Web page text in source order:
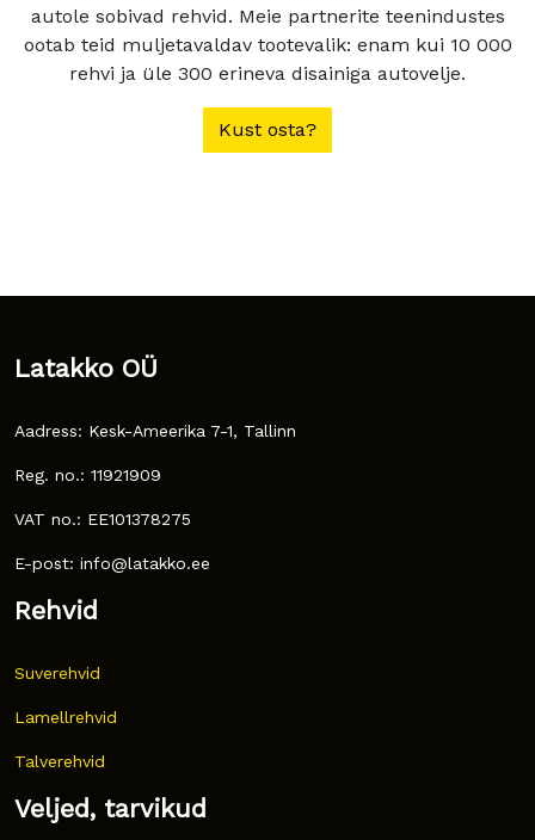
autole sobivad rehvid. Meie partnerite teenindustes
ootab teid muljetavaldav tootevalik: enam kui 10 000
rehvi ja üle 300 erineva disainiga autovelje.
Kust osta?
Latakko OÜ
Aadress: Kesk-Ameerika 7-1, Tallinn
Reg. no.: 11921909
VAT no.: EE101378275
E-post: info@latakko.ee
Rehvid
Suverehvid
Lamellrehvid
Talverehvid
Veljed, tarvikud